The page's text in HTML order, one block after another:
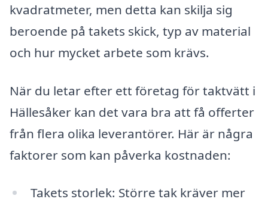
kvadratmeter, men detta kan skilja sig
beroende på takets skick, typ av material
och hur mycket arbete som krävs.
När du letar efter ett företag för taktvätt i
Hällesåker kan det vara bra att få offerter
från flera olika leverantörer. Här är några
faktorer som kan påverka kostnaden:
Takets storlek: Större tak kräver mer